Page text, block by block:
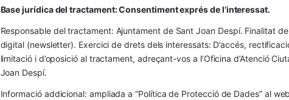
Base jurídica del tractament: Consentiment exprés de l’interessat.
Responsable del tractament: Ajuntament de Sant Joan Despí. Finalitat
digital (newsletter). Exercici de drets dels interessats: D’accés,
limitació i d’oposició al tractament, adreçant-vos a l’Oficina d’Atenció
Joan Despí.
Informació addicional: ampliada a “Política de Protecció de Dades” al